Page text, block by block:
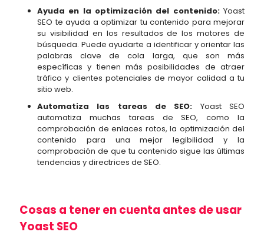
Ayuda en la optimización del contenido:Yoast
SEO te ayuda a optimizar tu contenido para mejorar
su visibilidad en los resultados de los motores de
búsqueda. Puede ayudarte a identificar y orientar las
palabras clave de cola larga, que son más
específicas y tienen más posibilidades de atraer
tráfico y clientes potenciales de mayor calidad a tu
sitio web.
Automatiza las tareas de SEO: Yoast SEO
automatiza muchas tareas de SEO, como la
comprobación de enlaces rotos, la optimización del
contenido para una mejor legibilidad y la
comprobación de que tu contenido sigue las últimas
tendencias y directrices de SEO.
Cosas a tener en cuenta antes de usar
Yoast SEO